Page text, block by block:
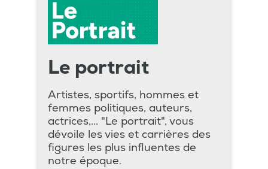
Le portrait
Artistes, sportifs, hommes et
femmes politiques, auteurs,
actrices,... "Le portrait", vous
dévoile les vies et carrières des
figures les plus influentes de
notre époque.